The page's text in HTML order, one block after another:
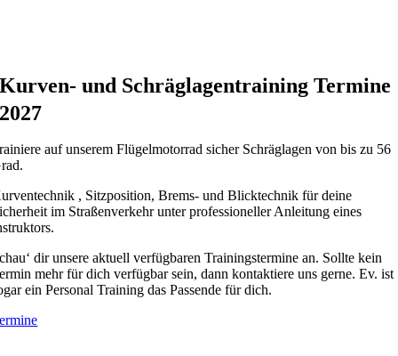
Kurven- und Schräglagentraining Termine
2027
auf unserem Flügelmotorrad sicher Schräglagen von bis zu 56
, Sitzposition, Brems- und Blicktechnik für deine
im Straßenverkehr unter professioneller Anleitung eines
dir unsere aktuell verfügbaren Trainingstermine an. Sollte kein
mehr für dich verfügbar sein, dann kontaktiere uns gerne. Ev. ist
ein Personal Training das Passende für dich.